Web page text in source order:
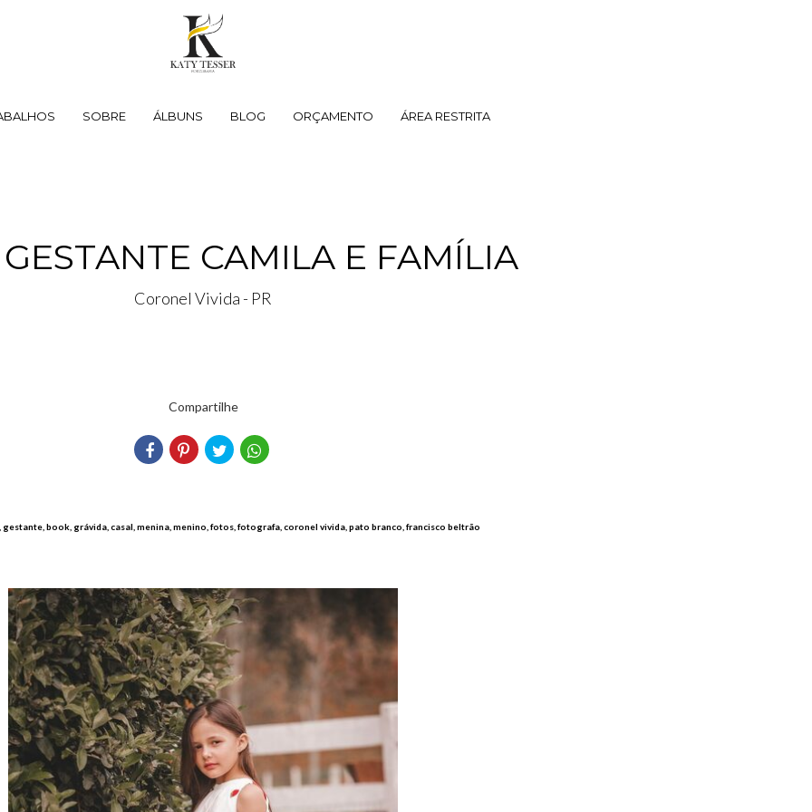
SOBRE ÁLBUNS BLOG ORÇAMENTO ÁREA RESTRITA
CAMILA E FAMÍLIA
Coronel Vivida - PR
Compartilhe
gestante, book, grávida, casal, menina, menino, fotos, fotografa, coronel vivida, pato branco, francisco beltrão